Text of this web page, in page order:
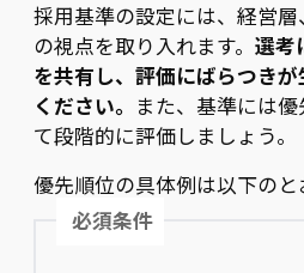
採用基準の設定には、経営
の視点を取り入れます。 選考
を共有し、評価にばらつき
ください。 また、基準には
て段階的に評価しましょう。
優先順位の具体例は以下のと
必須条件